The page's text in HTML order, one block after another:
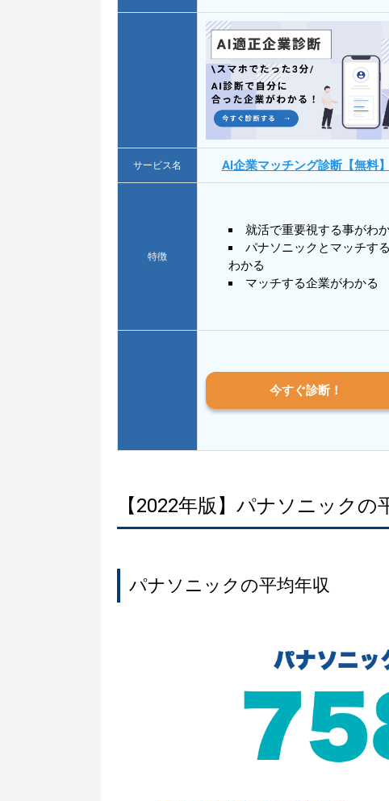
サービス名 AI企業マッチング診断【無料】
特徴
就活で重要視する事がわ
パナソニックとマッチす
わかる
マッチする企業がわかる
今すぐ診断！
【2022年版】パナソニックの
パナソニックの平均年収